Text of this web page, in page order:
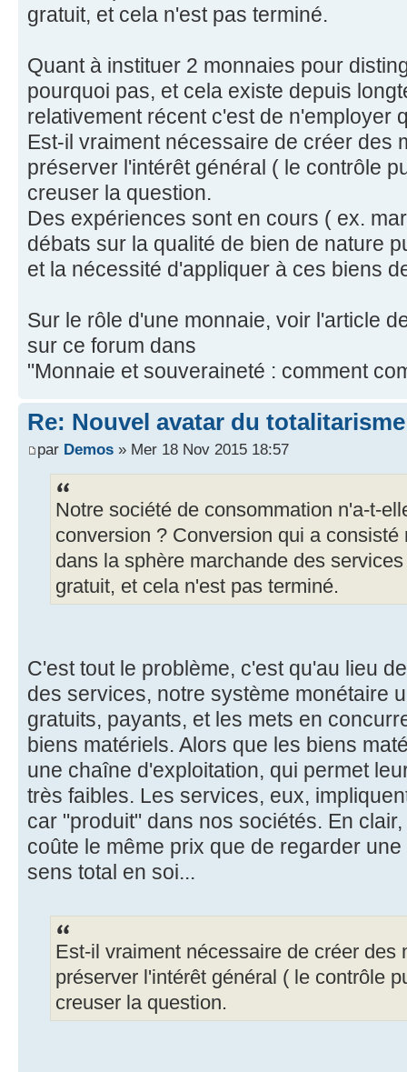
gratuit, et cela n'est pas terminé.
Quant à instituer 2 monnaies pour
pourquoi pas, et cela existe depuis
relativement récent c'est de n'employer
Est-il vraiment nécessaire de créer des
préserver l'intérêt général ( le contrôle
creuser la question.
Des expériences sont en cours ( ex.
débats sur la qualité de bien de nature
et la nécessité d'appliquer à ces biens
Sur le rôle d'une monnaie, voir l'article
sur ce forum dans
"Monnaie et souveraineté : comment
Re: Nouvel avatar du totalitarisme
par Demos » Mer 18 Nov 2015 18:57
Notre société de consommation n'a-t-
conversion ? Conversion qui a
dans la sphère marchande des
gratuit, et cela n'est pas terminé.
C'est tout le problème, c'est qu'au lieu
des services, notre système monétaire
gratuits, payants, et les mets en
biens matériels. Alors que les biens
une chaîne d'exploitation, qui permet
très faibles. Les services, eux,
car "produit" dans nos sociétés. En
coûte le même prix que de regarder
sens total en soi...
Est-il vraiment nécessaire de créer des
préserver l'intérêt général ( le contrôle
creuser la question.